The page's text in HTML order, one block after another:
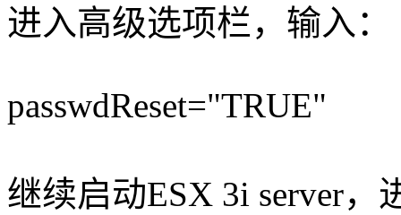
进入高级选项栏，输入：
passwdReset="TRUE"
继续启动ESX 3i server